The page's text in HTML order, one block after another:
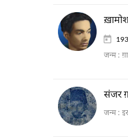
जन्म :
संजर
जन्म :